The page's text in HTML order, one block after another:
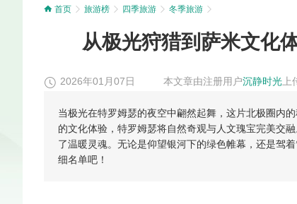
首页 旅游榜 四季旅游 冬季旅游
从极光狩猎到萨米文化
2026年01月07日 本文章由注册用户沉静时光上
当极光在特罗姆瑟的夜空中翩然起舞，这片北极圈内
的文化体验，特罗姆瑟将自然奇观与人文瑰宝完美交
了温暖灵魂。无论是仰望银河下的绿色帷幕，还是驾
细名单吧！